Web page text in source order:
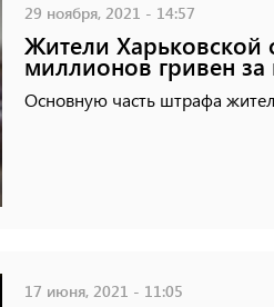
29 ноября, 2021 - 14:57
Жители Харьковской
миллионов гривен за
Основную часть штрафа
17 июня, 2021 - 11:05